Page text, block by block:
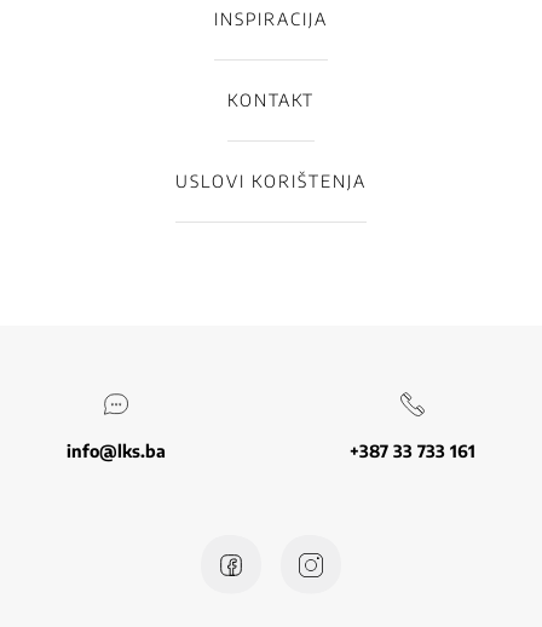
INSPIRACIJA
KONTAKT
USLOVI KORIŠTENJA
info@lks.ba +387 33 733 161